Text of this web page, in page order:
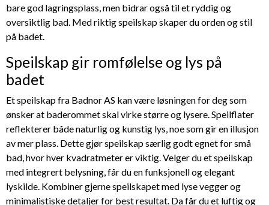
bare god lagringsplass, men bidrar også til et ryddig og
oversiktlig bad. Med riktig speilskap skaper du orden og stil
på badet.
Speilskap gir romfølelse og lys på
badet
Et speilskap fra Badnor AS kan være løsningen for deg som
ønsker at baderommet skal virke større og lysere. Speilflater
reflekterer både naturlig og kunstig lys, noe som gir en illusjon
av mer plass. Dette gjør speilskap særlig godt egnet for små
bad, hvor hver kvadratmeter er viktig. Velger du et speilskap
med integrert belysning, får du en funksjonell og elegant
lyskilde. Kombiner gjerne speilskapet med lyse vegger og
minimalistiske detaljer for best resultat. Da får du et luftig og